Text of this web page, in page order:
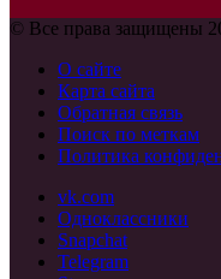
© Все права защищены
О сайте
Карта сайта
Обратная связь
Поиск по меткам
Политика
vk.com
Одноклассники
Snapchat
Telegram